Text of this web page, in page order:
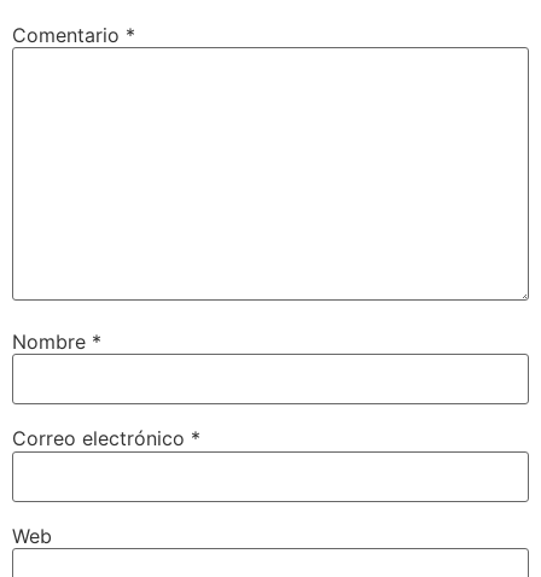
Comentario *
Nombre *
Correo electrónico *
Web